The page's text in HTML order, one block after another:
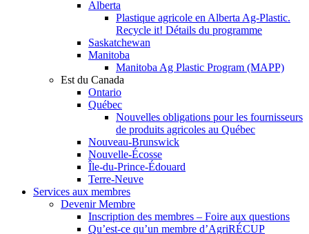
Alberta
Plastique agricole en Alberta Ag-Plastic.
Recycle it! Détails du programme
Saskatchewan
Manitoba
Manitoba Ag Plastic Program (MAPP)
Est du Canada
Ontario
Québec
Nouvelles obligations pour les fournisseurs
de produits agricoles au Québec
Nouveau-Brunswick
Nouvelle-Écosse
Île-du-Prince-Édouard
Terre-Neuve
Services aux membres
Devenir Membre
Inscription des membres – Foire aux questions
Qu’est-ce qu’un membre d’AgriRÉCUP